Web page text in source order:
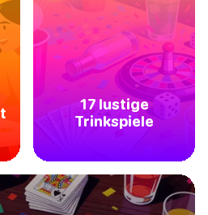
17 lustige
Trinkspiele